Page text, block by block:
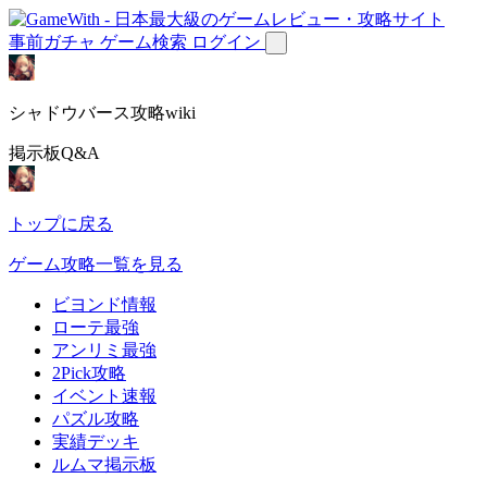
事前ガチャ ゲーム検索 ログイン
シャドウバース攻略wiki
掲示板Q&A
トップに戻る
ゲーム攻略一覧を見る
ビヨンド情報
ローテ最強
アンリミ最強
2Pick攻略
イベント速報
パズル攻略
実績デッキ
ルムマ掲示板